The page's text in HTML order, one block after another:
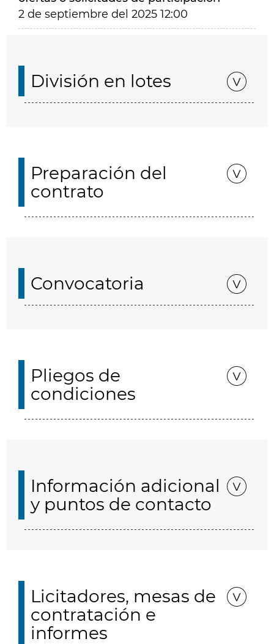
2 de septiembre del 2025 12:00
División en lotes
Preparación del
contrato
Convocatoria
Pliegos de
condiciones
Información adicional
y puntos de contacto
Licitadores, mesas de
contratación e
informes